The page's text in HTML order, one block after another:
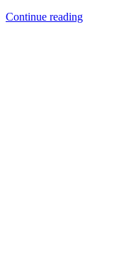
Continue reading